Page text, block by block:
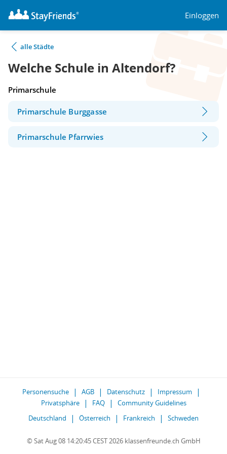
Einloggen
alle Städte
Welche Schule in Altendorf?
Primarschule
Primarschule Burggasse
Primarschule Pfarrwies
Personensuche AGB Datenschutz
Impressum
Privatsphäre
FAQ
Community Guidelines
Deutschland
Österreich Frankreich Schweden
© Sat Aug 08 14:20:45 CEST 2026 klassenfreunde.ch GmbH